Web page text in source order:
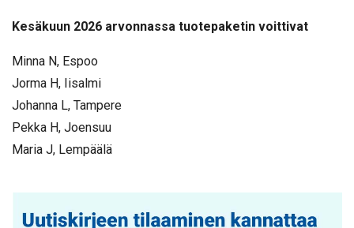
Kesäkuun 2026 arvonnassa tuotepaketin voittivat
Minna N, Espoo
Jorma H, Iisalmi
Johanna L, Tampere
Pekka H, Joensuu
Maria J, Lempäälä